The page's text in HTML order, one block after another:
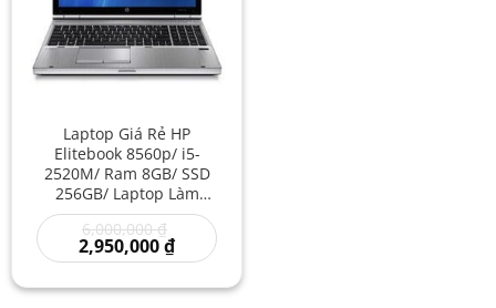
Laptop Giá Rẻ HP
Elitebook 8560p/ i5-
2520M/ Ram 8GB/ SSD
256GB/ Laptop Làm
Photoshop/ Laptop Card
Rời Giá Rẻ/ Laptop Giá
Sỉ
6,000,000₫
gốc
là:
2,950,000₫Giá
hiện
là: